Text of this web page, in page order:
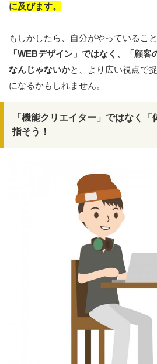
に及びます。
もしかしたら、自分がやっているこ
「WEBデザイン」ではなく、「顧客
なんじゃないかと、より広い視点で
になるかもしれません。
「機能クリエイター」ではなく「
指そう！